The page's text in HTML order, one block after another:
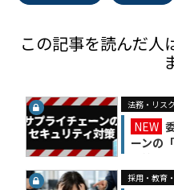
この記事を読んだ人
法務・リスク
NEW
ーンの
採用・教育